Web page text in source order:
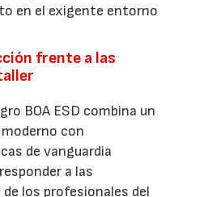
en el exigente entorno
frente a las
BOA ESD combina un
con
de vanguardia
a las
los profesionales del